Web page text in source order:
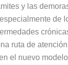
y las
de
ruta de
el nuevo